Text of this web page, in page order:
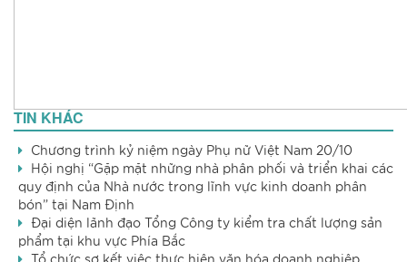
TIN KHÁC
Chương trình kỷ niệm ngày Phụ nữ Việt Nam 20/10
Hội nghị “Gặp mặt những nhà phân phối và triển khai các
quy định của Nhà nước trong lĩnh vực kinh doanh phân
bón” tại Nam Định
Đại diện lãnh đạo Tổng Công ty kiểm tra chất lượng sản
phẩm tại khu vực Phía Bắc
Tổ chức sơ kết việc thực hiện văn hóa doanh nghiệp